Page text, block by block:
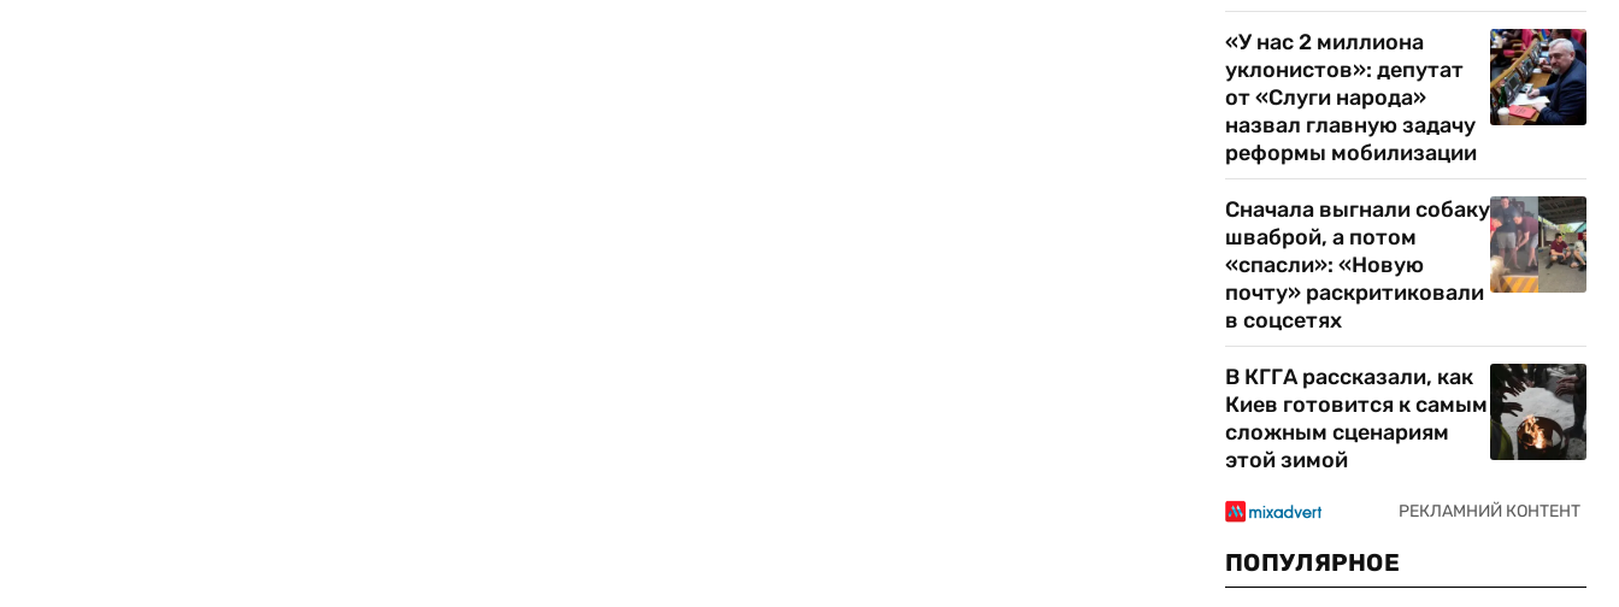
«У нас 2 миллиона
уклонистов»: депутат
от «Слуги народа»
назвал главную задачу
реформы мобилизации
Сначала выгнали собаку
шваброй, а потом
«спасли»: «Новую
почту» раскритиковали
в соцсетях
В КГГА рассказали, как
Киев готовится к самым
сложным сценариям
этой зимой
ПОПУЛЯРНОЕ